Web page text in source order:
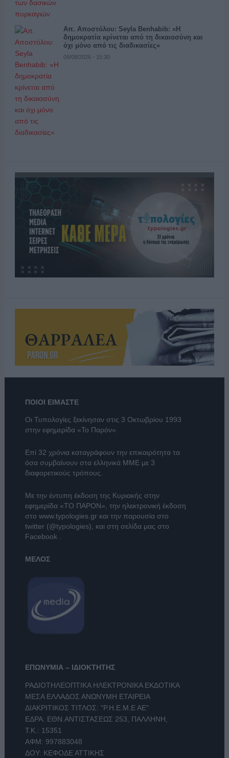
Απ. Αποστόλου: Seyla Benhabib: «Η
δημοκρατία κρίνεται από τη δικαιοσύνη και
όχι μόνο από τις διαδικασίες»
09/08/2026 - 15:30
ΠΟΙΟΙ ΕΙΜΑΣΤΕ
Οι Τυπολογίες ξεκίνησαν στις 3 Οκτωβρίου 1993
στην εφημερίδα «Το Παρόν».
Επί 32 χρόνια καταγράφουν την επικαιρότητα τα
όσα συμβαίνουν στα ελληνικά ΜΜΕ με 3
διαφορετικούς τρόπους.
Με την έντυπη έκδοση της Κυριακής στην
εφημερίδα «ΤΟ ΠΑΡΟΝ» , την ηλεκτρονική έκδοση
στο www.typologies.grκαι την παρουσία στο
twitter (@typologies) , και στη σελίδα μας στο
Facebook
ΜΕΛΟΣ
ΕΠΩΝΥΜΙΑ – ΙΔΙΟΚΤΗΤΗΣ
ΡΑΔΙΟΤΗΛΕΟΠΤΙΚΑ ΗΛΕΚΤΡΟΝΙΚΑ ΕΚΔΟΤΙΚΑ
ΜΕΣΑ ΕΛΛΑΔΟΣ ΑΝΩΝΥΜΗ ΕΤΑΙΡΕΙΑ
ΔΙΑΚΡΙΤΙΚΟΣ ΤΙΤΛΟΣ: "Ρ.Η.Ε.Μ.Ε ΑΕ"
ΕΔΡΑ: ΕΘΝ.ΑΝΤΙΣΤΑΣΕΩΣ 253, ΠΑΛΛΗΝΗ,
Τ.Κ.: 15351
ΑΦΜ: 997883048
ΔΟΥ: ΚΕΦΟΔΕ ΑΤΤΙΚΗΣ